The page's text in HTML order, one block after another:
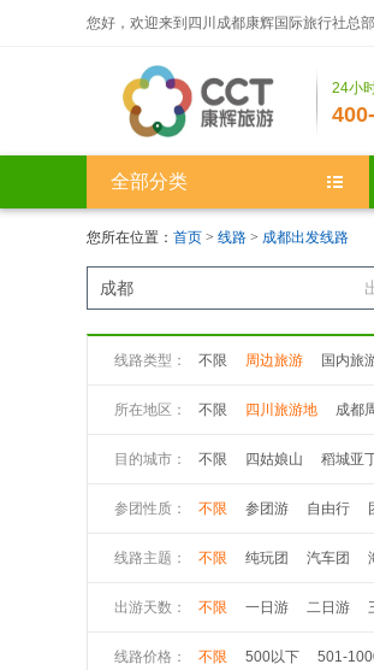
您好，欢迎来到四川成都康辉国际旅行社总
24小
全部分类
您所在位置： 首页 > 线路 > 成都出发线路
成都
线路类型： 不限 周边旅游 国内旅
所在地区： 不限 四川旅游地 成都
目的城市： 不限 四姑娘山 稻城亚
丹巴
参团性质： 不限 参团游 自由行
线路主题： 不限 纯玩团 汽车团
出游天数： 不限 一日游 二日游
线路价格： 不限 500以下 501-